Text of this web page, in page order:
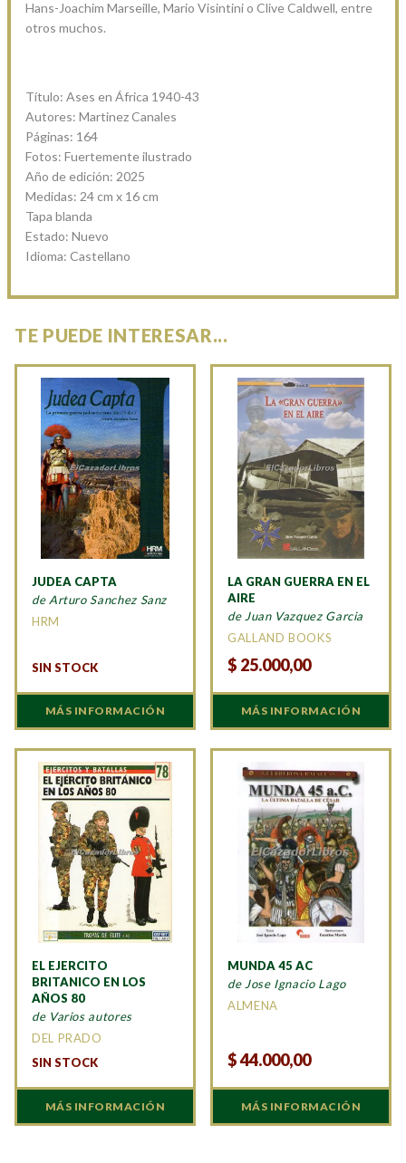
Hans-Joachim Marseille, Mario Visintini o Clive Caldwell, entre
otros muchos.
Título: Ases en África 1940-43
Autores: Martinez Canales
Páginas: 164
Fotos: Fuertemente ilustrado
Año de edición: 2025
Medidas: 24 cm x 16 cm
Tapa blanda
Estado: Nuevo
Idioma: Castellano
TE PUEDE INTERESAR...
JUDEA CAPTA
de Arturo Sanchez Sanz
HRM
SIN STOCK
MÁS INFORMACIÓN
LA GRAN GUERRA EN EL
AIRE
de Juan Vazquez Garcia
GALLAND BOOKS
$ 25.000,00
MÁS INFORMACIÓN
EL EJERCITO
BRITANICO EN LOS
AÑOS 80
de Varios autores
DEL PRADO
SIN STOCK
MÁS INFORMACIÓN
MUNDA 45 AC
de Jose Ignacio Lago
ALMENA
$44.000,00
MÁS INFORMACIÓN